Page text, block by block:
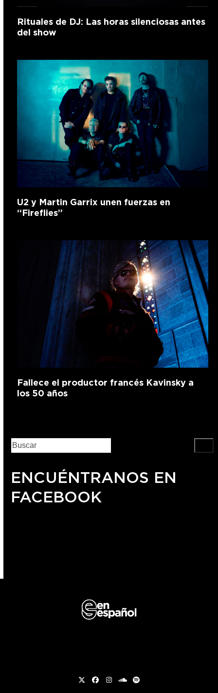
Rituales de DJ: Las horas silenciosas antes
del show
U2 y Martin Garrix unen fuerzas en
“Fireflies”
Fallece el productor francés Kavinsky a
los 50 años
ENCUÉNTRANOS EN
FACEBOOK
TwitterFacebook
Instagram
soundcloud
Spotify